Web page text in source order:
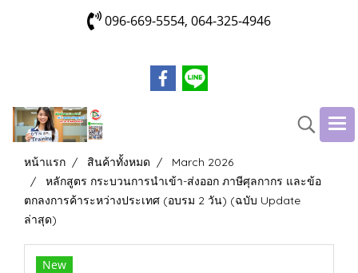
096-669-5554, 064-325-4946
หน้าแรก สินค้าทั้งหมด
March 2026
หลักสูตร กระบวนการนำเข้า-ส่งออก ภาษีศุลกากร และข้อ
ตกลงการค้าระหว่างประเทศ (อบรม 2 วัน) (ฉบับ Update
ล่าสุด)
New